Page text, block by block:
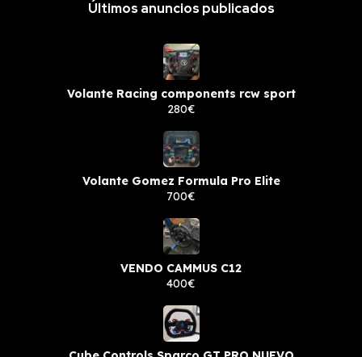
Últimos anuncios publicados
Volante Racing components rcw sport
280€
Volante Gomez Formula Pro Elite
700€
VENDO CAMMUS C12
400€